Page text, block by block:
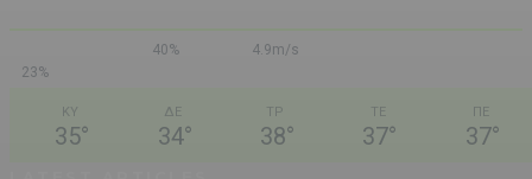
40%
4.9m/s
23%
ΚΥ
35°
ΔΕ
34°
ΤΡ
38°
ΤΕ
37°
ΠΕ
37°